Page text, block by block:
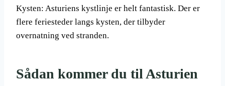
Kysten: Asturiens kystlinje er helt fantastisk. Der er
flere feriesteder langs kysten, der tilbyder
overnatning ved stranden.
Sådan kommer du til Asturien